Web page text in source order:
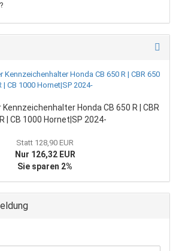
Honda CB 650 R | CBR
| CB 1000 Hornet|SP 2024-
Statt 128,90 EUR
Nur 126,32 EUR
Sie sparen 2%